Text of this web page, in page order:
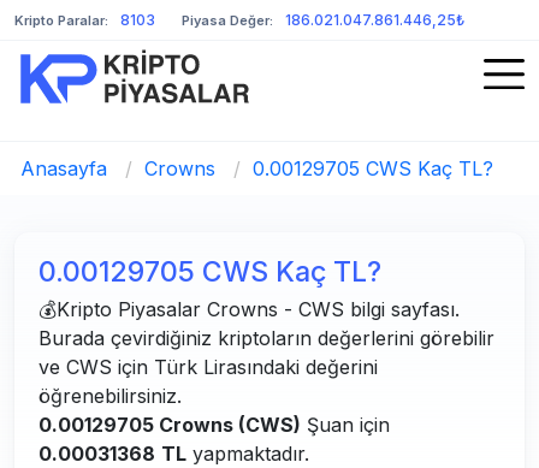
Kripto Paralar: 8103 Piyasa Değer: 186.021.047.861.446,25₺
Anasayfa / Crowns / 0.00129705 CWS Kaç TL?
0.00129705 CWS Kaç TL?
💰Kripto Piyasalar Crowns - CWS bilgi sayfası.
Burada çevirdiğiniz kriptoların değerlerini görebilir
ve CWS için Türk Lirasındaki değerini
öğrenebilirsiniz.
0.00129705 Crowns (CWS) Şuan için
0.00031368 TL yapmaktadır.